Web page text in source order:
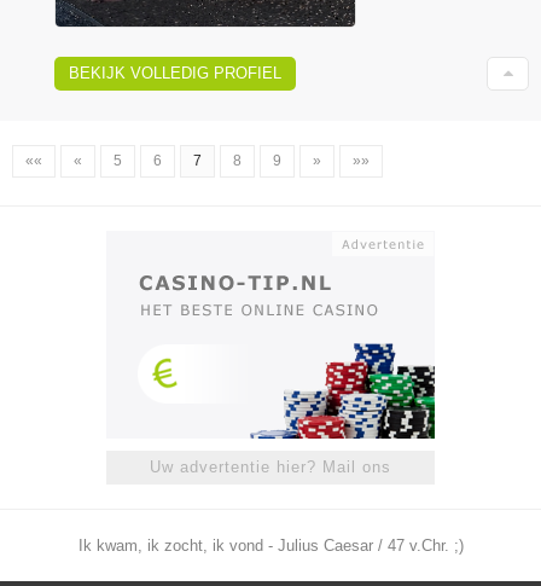
BEKIJK VOLLEDIG PROFIEL
«« « 5 6 7 8 9 » »»
Uw advertentie hier? Mail ons
Ik kwam, ik zocht, ik vond - Julius Caesar / 47 v.Chr. ;)